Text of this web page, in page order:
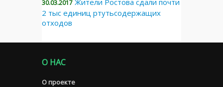
30.03.2017
2 тыс единиц ртутьсодержащих
отходов
О НАС
О проекте